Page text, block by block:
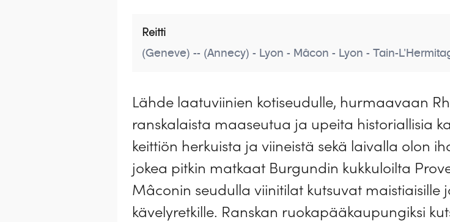
Reitti
(Geneve) - (Annecy) - Lyon - Mâcon - Lyon - Tain-
Lähde laatuviinien kotiseudulle, hurmaavaan
ranskalaista maaseutua ja upeita historiallisia
keittiön herkuista ja viineistä sekä laivalla olon
jokea pitkin matkaat Burgundin kukkuloilta
Mâconin seudulla viinitilat kutsuvat
kävelyretkille. Ranskan ruokapääkaupungiksi